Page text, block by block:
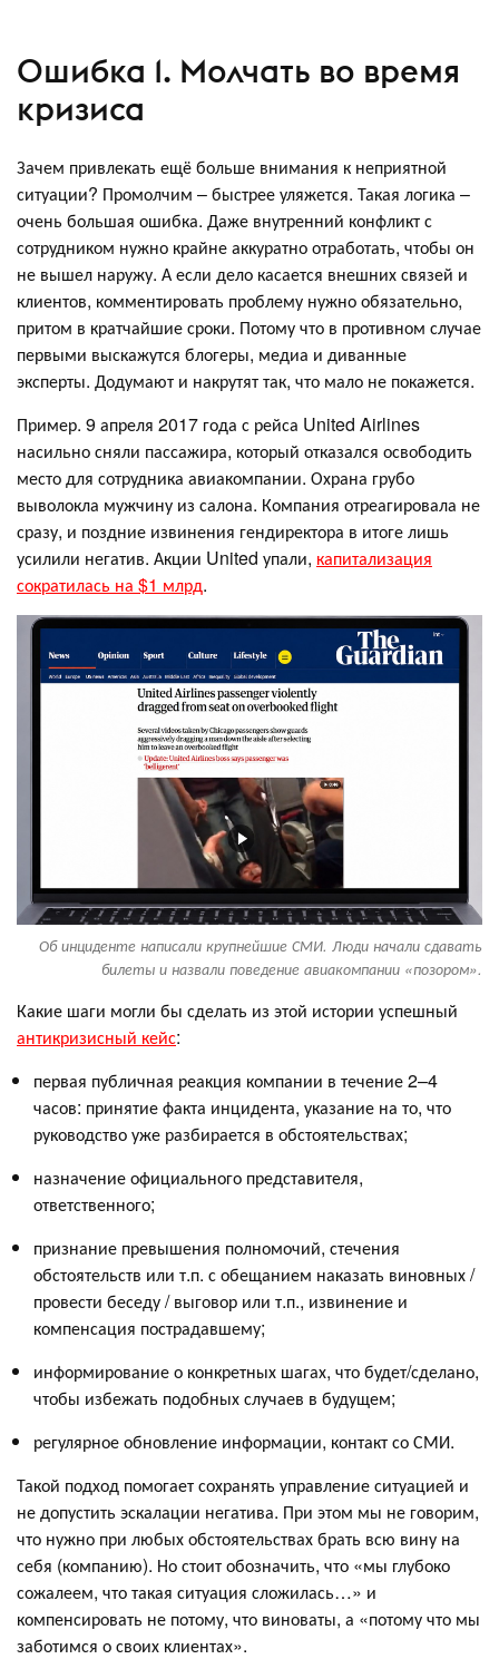
Ошибка 1. Молчать во время
кризиса
Зачем привлекать ещё больше внимания к неприятной
ситуации? Промолчим – быстрее уляжется. Такая логика –
очень большая ошибка. Даже внутренний конфликт с
сотрудником нужно крайне аккуратно отработать, чтобы он
не вышел наружу. А если дело касается внешних связей и
клиентов, комментировать проблему нужно обязательно,
притом в кратчайшие сроки. Потому что в противном случае
первыми выскажутся блогеры, медиа и диванные
эксперты. Додумают и накрутят так, что мало не покажется.
Пример. 9 апреля 2017 года с рейса United Airlines
насильно сняли пассажира, который отказался освободить
место для сотрудника авиакомпании. Охрана грубо
выволокла мужчину из салона. Компания отреагировала не
сразу, и поздние извинения гендиректора в итоге лишь
усилили негатив. Акции United упали, капитализация
сократилась на $1 млрд.
Об инциденте написали крупнейшие СМИ. Люди начали сдавать
билеты и назвали поведение авиакомпании «позором».
Какие шаги могли бы сделать из этой истории успешный
антикризисный кейс:
первая публичная реакция компании в течение 2–4
часов: принятие факта инцидента, указание на то, что
руководство уже разбирается в обстоятельствах;
назначение официального представителя,
ответственного;
признание превышения полномочий, стечения
обстоятельств или т.п. с обещанием наказать виновных /
провести беседу / выговор или т.п., извинение и
компенсация пострадавшему;
информирование о конкретных шагах, что будет/сделано,
чтобы избежать подобных случаев в будущем;
регулярное обновление информации, контакт со СМИ.
Такой подход помогает сохранять управление ситуацией и
не допустить эскалации негатива. При этом мы не говорим,
что нужно при любых обстоятельствах брать всю вину на
себя (компанию). Но стоит обозначить, что «мы глубоко
сожалеем, что такая ситуация сложилась…» и
компенсировать не потому, что виноваты, а «потому что мы
заботимся о своих клиентах».